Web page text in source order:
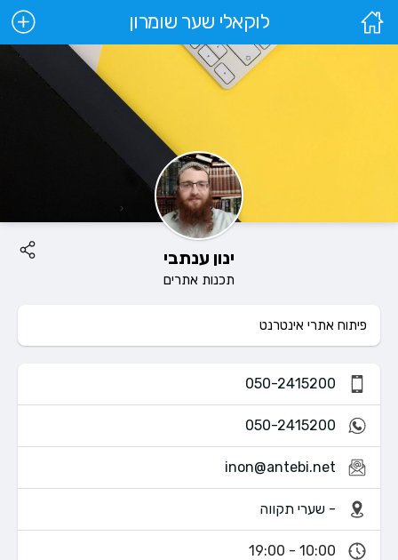
לוקאלי שער שומרון
ינון ענתבי
תכנות אתרים
פיתוח אתרי אינטרנט
050-2415200
050-2415200
inon@antebi.net
- שערי תקווה
10:00 - 19:00